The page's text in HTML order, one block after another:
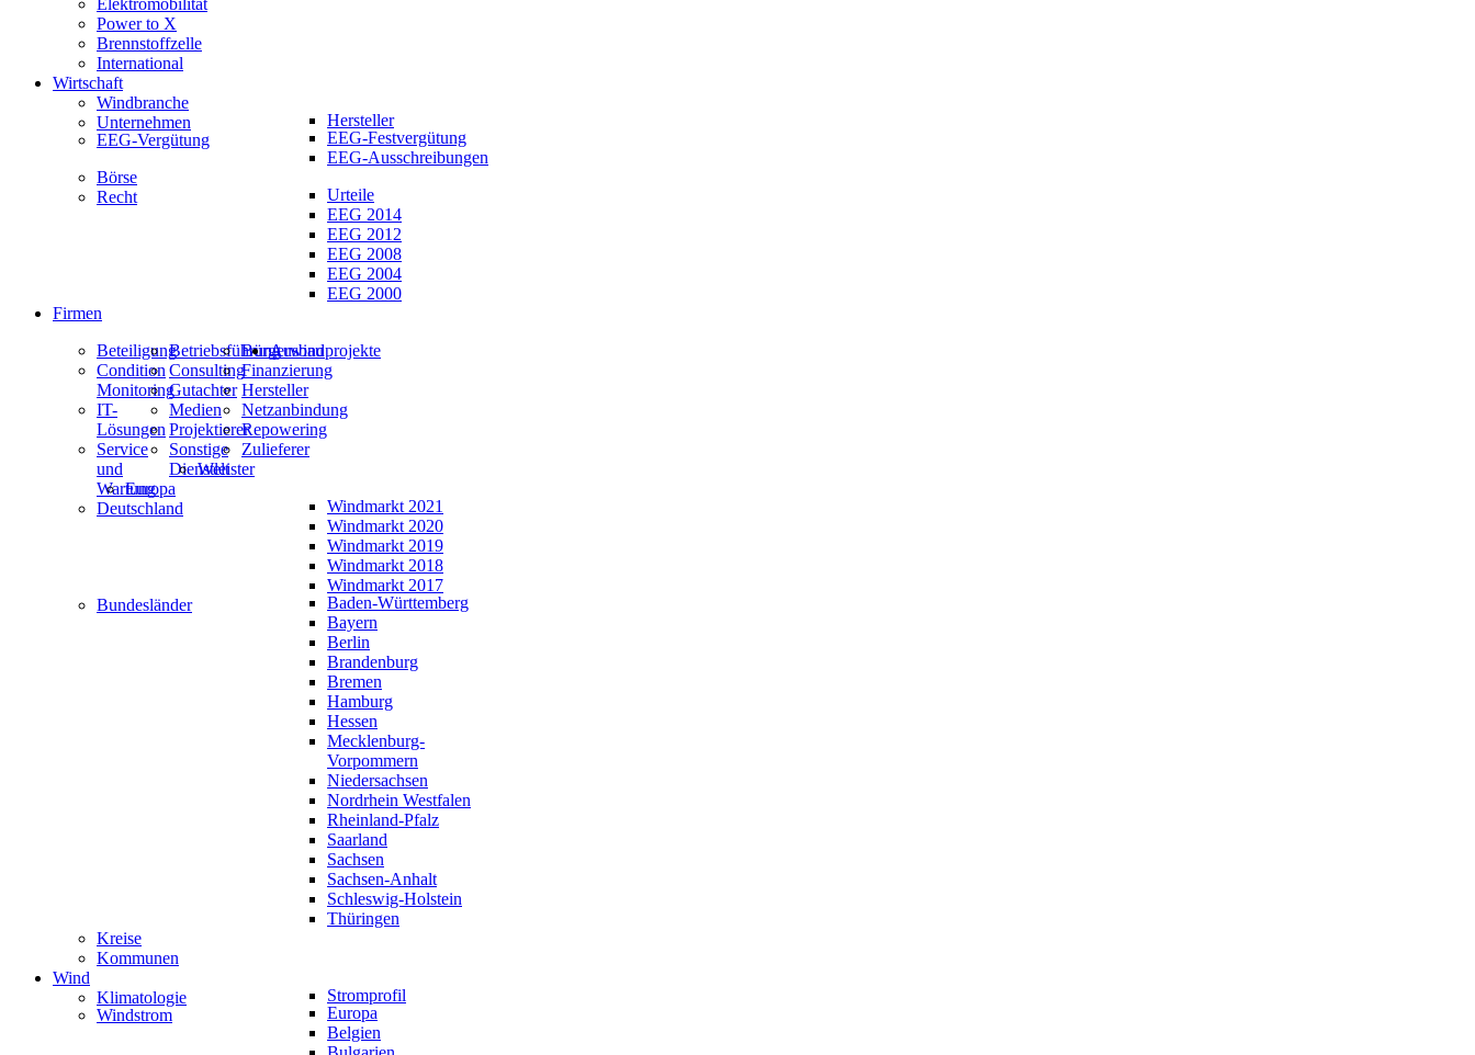
Elektromobilität
Power to X
Brennstoffzelle
International
Wirtschaft
Windbranche
Unternehmen
Hersteller
EEG-Vergütung
EEG-Festvergütung
EEG-Ausschreibungen
Börse
Recht
Urteile
EEG 2014
EEG 2012
EEG 2008
EEG 2004
EEG 2000
Firmen
BeteiligungBetriebsführungBürgerwindprojekte
Condition
Monitoring
ConsultingFinanzierung
Gutachter Hersteller
IT-
Lösungen
Medien
Netzanbindung
ProjektiererRepowering
Service
und
Wartung
Sonstige
Dienstleister
Zulieferer
Ausbau
Welt
Europa
Deutschland
Windmarkt 2021
Windmarkt 2020
Windmarkt 2019
Windmarkt 2018
Windmarkt 2017
Bundesländer
Baden-Württemberg
Bayern
Berlin
Brandenburg
Bremen
Hamburg
Hessen
Mecklenburg-
Vorpommern
Niedersachsen
Nordrhein Westfalen
Rheinland-Pfalz
Saarland
Sachsen
Sachsen-Anhalt
Schleswig-Holstein
Thüringen
Kreise
Kommunen
Wind
Klimatologie
Stromprofil
Windstrom
Europa
Belgien